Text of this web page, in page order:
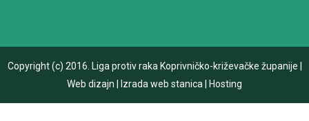
Copyright (c) 2016. Liga protiv raka Koprivničko-križevačke županije
Web dizajn
Izrada web stanica Hosting